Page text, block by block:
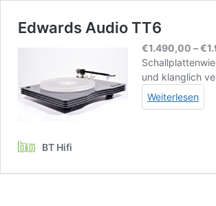
Edwards Audio TT6
€1.490,00 –€
und klanglich
Weiterlesen
BT Hifi